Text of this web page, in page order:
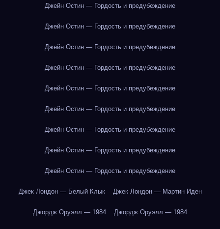
Джейн Остин — Гордость и предубеждение
Джейн Остин — Гордость и предубеждение
Джейн Остин — Гордость и предубеждение
Джейн Остин — Гордость и предубеждение
Джейн Остин — Гордость и предубеждение
Джейн Остин — Гордость и предубеждение
Джейн Остин — Гордость и предубеждение
Джейн Остин — Гордость и предубеждение
Джейн Остин — Гордость и предубеждение
Джек Лондон — Белый Клык Джек Лондон — Мартин Иден
Джордж Оруэлл — 1984 Джордж Оруэлл — 1984